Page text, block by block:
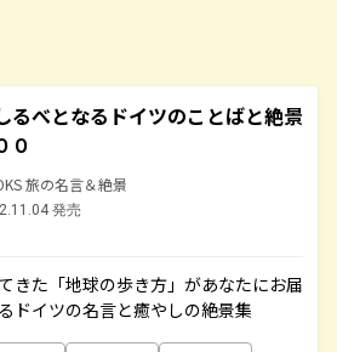
るべとなるドイツのことばと絶景
０
旅の名言＆絶景
発売
きた「地球の歩き方」があなたにお届
ドイツの名言と癒やしの絶景集